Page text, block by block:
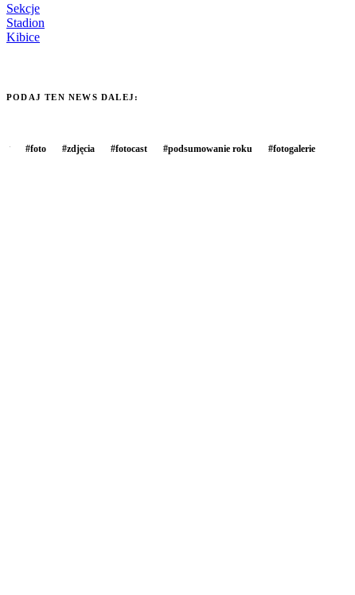
Sekcje
Stadion
Kibice
PODAJ TEN NEWS DALEJ:
#foto #zdjęcia #fotocast #podsumowanie roku #fotogalerie